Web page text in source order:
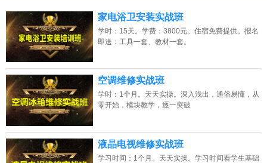
点击免费咨询电话：13807313137
家电浴卫安装实战班
学时：15天。学费：3800元。住宿免费提供。报名
即送：工具一套、教材一套。
空调维修实战班
学时：1个月。天天实操。深入浅出，通俗易懂，从
零开始，模块教学，逐一突破
液晶电视维修实战班
学习时间：1个月。天天实操。学习时间看学生基础